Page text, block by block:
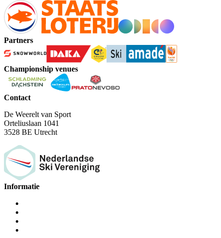
Partners
Championship venues
Contact
De Weerelt van Sport
Orteliuslaan 1041
3528 BE Utrecht
Informatie